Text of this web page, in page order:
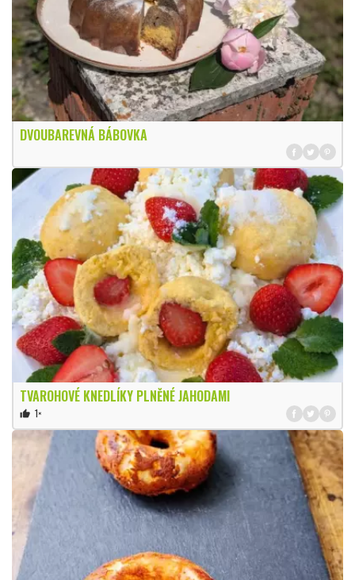
DVOUBAREVNÁ BÁBOVKA
TVAROHOVÉ KNEDLÍKY PLNĚNÉ JAHODAMI
thumb_up 1×